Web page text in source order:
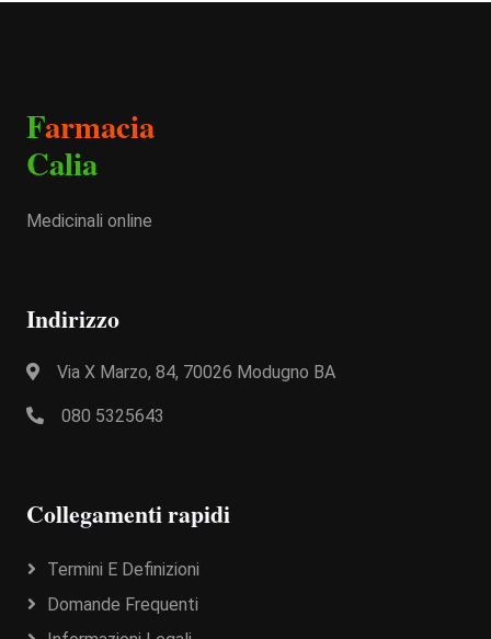
Farmacia
Calia
Medicinali online
Indirizzo
Via X Marzo, 84, 70026 Modugno BA
080 5325643
Collegamenti rapidi
Termini E Definizioni
Domande Frequenti